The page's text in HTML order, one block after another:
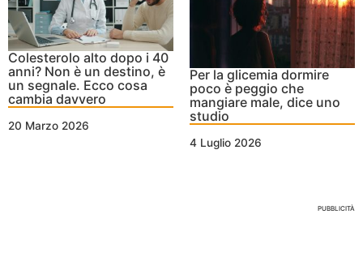
Colesterolo alto dopo i 40
anni? Non è un destino, è
un segnale. Ecco cosa
cambia davvero
20 Marzo 2026
Per la glicemia dormire
poco è peggio che
mangiare male, dice uno
studio
4 Luglio 2026
PUBBLICITÀ